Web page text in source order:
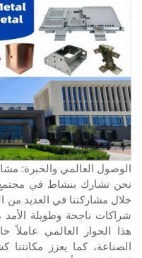
الوصول العالمي والخبرة:
نحن نشارك بنشاط في مجتمع
خلال مشاركتنا في العديد من
شراكات ناجحة وطويلة الأمد
هذا الحوار العالمي عاملاً
الصناعة، كما يعزز